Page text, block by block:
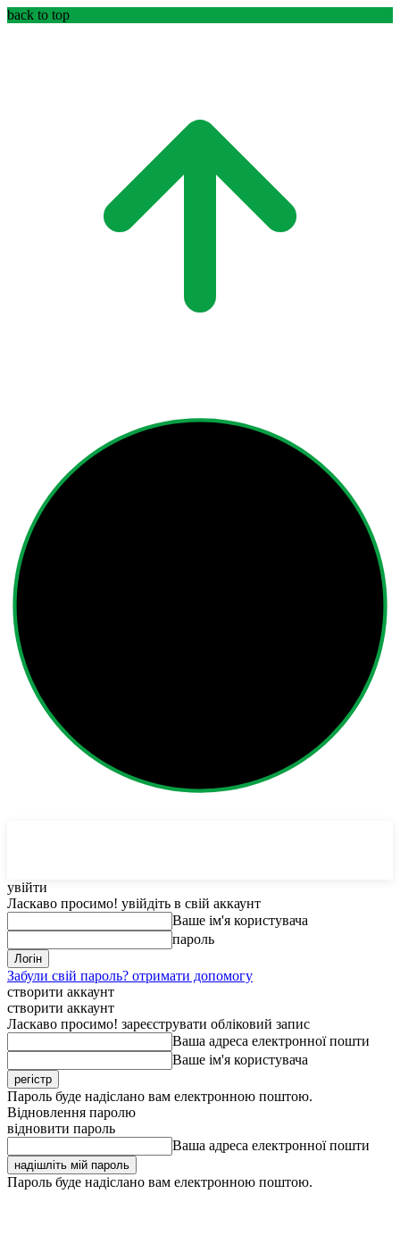
back to top
увійти
Ласкаво просимо! увійдіть в свій аккаунт
Ваше ім'я користувача
пароль
Забули свій пароль? отримати допомогу
створити аккаунт
створити аккаунт
Ласкаво просимо! зареєструвати обліковий запис
Ваша адреса електронної пошти
Ваше ім'я користувача
Пароль буде надіслано вам електронною поштою.
Відновлення паролю
відновити пароль
Ваша адреса електронної пошти
Пароль буде надіслано вам електронною поштою.